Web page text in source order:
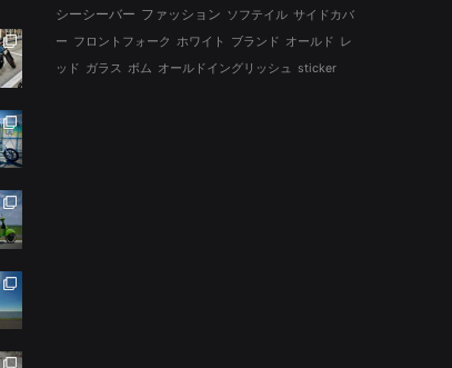
シーシーバー ファッション ソフテイル サイドカバ
ー フロントフォーク ホワイト ブランド オールド レ
ッド ガラス ボム オールドイングリッシュ sticker